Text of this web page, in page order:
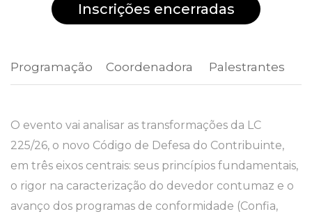
Inscrições encerradas
Programação Coordenadora Palestrantes
O evento vai analisar as transformações da LC
225/26, o novo Código de Defesa do Contribuinte,
em três eixos centrais: seus princípios fundamentais,
o rigor na caracterização do devedor contumaz e o
avanço dos programas de conformidade (Confia,